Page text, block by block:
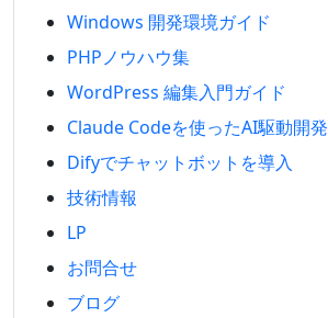
Windows 開発環境ガイド
PHPノウハウ集
WordPress 編集入門ガイド
Claude Codeを使ったAI駆動開発
Difyでチャットボットを導入
技術情報
LP
お問合せ
ブログ